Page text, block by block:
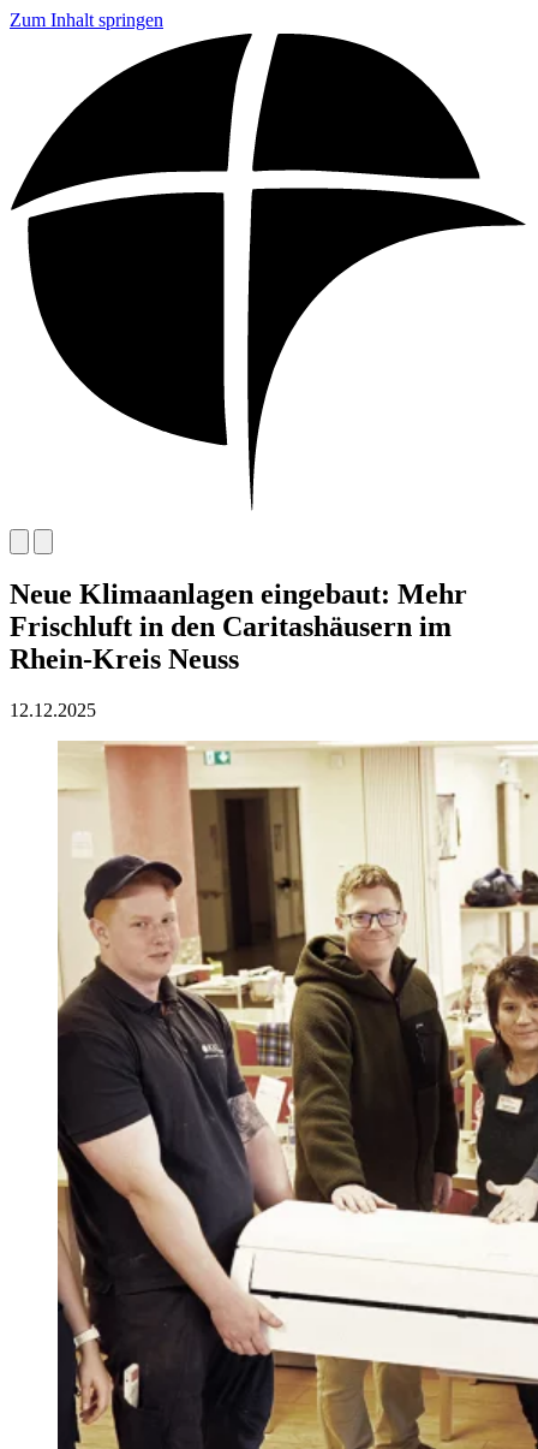
Zum Inhalt springen
Neue Klimaanlagen eingebaut: Mehr
Frischluft in den Caritashäusern im
Rhein-Kreis Neuss
12.12.2025